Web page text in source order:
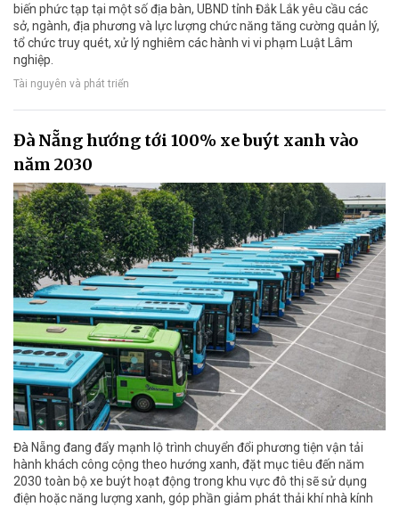
biến phức tạp tại một số địa bàn, UBND tỉnh Đắk Lắk yêu cầu các
sở, ngành, địa phương và lực lượng chức năng tăng cường quản lý,
tổ chức truy quét, xử lý nghiêm các hành vi vi phạm Luật Lâm
nghiệp.
Tài nguyên và phát triển
Đà Nẵng hướng tới 100% xe buýt xanh vào
năm 2030
Đà Nẵng đang đẩy mạnh lộ trình chuyển đổi phương tiện vận tải
hành khách công cộng theo hướng xanh, đặt mục tiêu đến năm
2030 toàn bộ xe buýt hoạt động trong khu vực đô thị sẽ sử dụng
điện hoặc năng lượng xanh, góp phần giảm phát thải khí nhà kính